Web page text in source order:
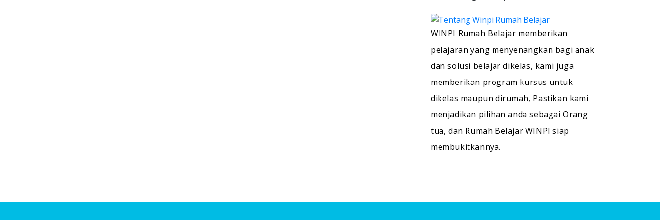
WINPI Rumah Belajar memberikan
pelajaran yang menyenangkan bagi anak
dan solusi belajar dikelas, kami juga
memberikan program kursus untuk
dikelas maupun dirumah, Pastikan kami
menjadikan pilihan anda sebagai Orang
tua, dan Rumah Belajar WINPI siap
membukitkannya.